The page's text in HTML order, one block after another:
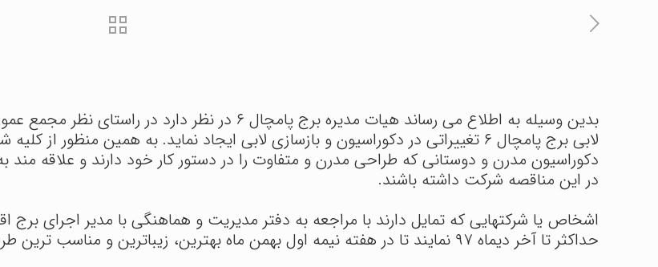
بدین وسیله به اطلاع می رساند هیات مدیره برج پامچال
لابی برج پامچال ۶ تغییراتی در دکوراسیون و بازسازی لابی ایجاد نماید. به همین
دکوراسیون مدرن و دوستانی که طراحی مدرن و متفاوت را در دستور کار خود دارند و علاقه
در این مناقصه شرکت داشته باشند.
اشخاص یا شرکتهایی که تمایل دارند با مراجعه به دفتر مدیریت و هماهنگی با مدیر اجرای برج
حداکثر تا آخر دیماه ۹۷ نمایند تا در هفته نیمه اول بهمن ماه بهترین، زیباترین و مناسب ترین طرح انتخاب و عقد قرارداد صورت پذیرد.